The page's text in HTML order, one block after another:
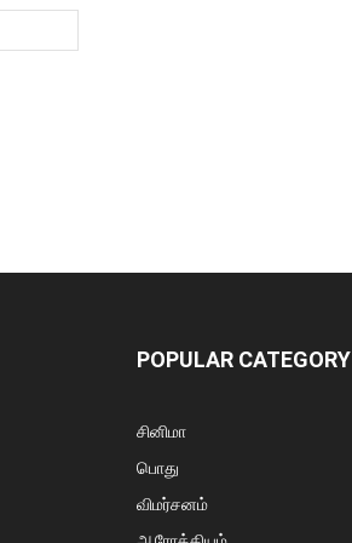
POPULAR CATEGORY
சினிமா
பொது
விமர்சனம்